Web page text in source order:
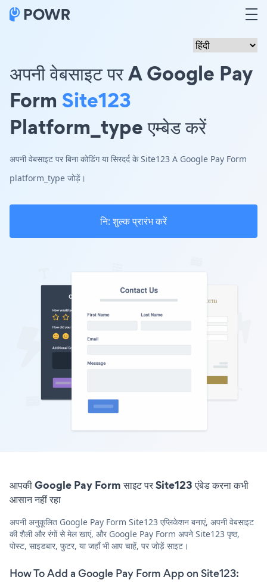
अपनी वेबसाइट पर A Google Pay
Form Site123
Platform_type एम्बेड करें
अपनी वेबसाइट पर बिना कोडिंग या सिरदर्द के Site123 A Google Pay Form
platform_type जोड़ें।
नि: शुल्क प्रारंभ करें
आपकी Google Pay Form साइट पर Site123 एंबेड करना कभी
आसान नहीं रहा
अपनी अनुकूलित Google Pay Form Site123 एप्लिकेशन बनाएं, अपनी वेबसाइट
की शैली और रंगों से मेल खाएं, और Google Pay Form अपने Site123 पृष्ठ,
पोस्ट, साइडबार, फुटर, या जहाँ भी आप चाहें, पर जोड़ें साइट।
How To Add a Google Pay Form App on Site123: